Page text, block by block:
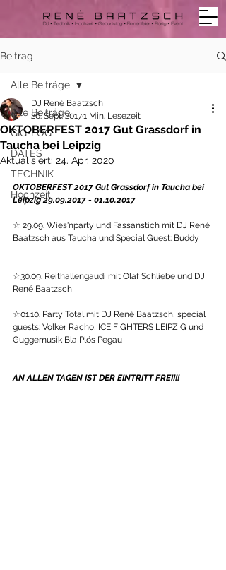
Beitrag
Alle Beiträge
GIG-LOG
DATES
TECHNIK
Hochzeit
Alle Beiträge
OKTOBERFEST 2017 Gut Grassdorf in
Taucha bei Leipzig
DJ René Baatzsch
26. Sept. 20171 Min. Lesezeit
Aktualisiert: 24. Apr. 2020
OKTOBERFEST 2017 Gut Grassdorf in Taucha bei
Leipzig 29.09.2017 - 01.10.2017
☆ 29.09. Wies'nparty und Fassanstich mit DJ René
Baatzsch aus Taucha und Special Guest: Buddy
☆30.09. Reithallengaudi mit Olaf Schliebe und DJ
René Baatzsch
☆01.10. Party Total mit DJ René Baatzsch, special
guests: Volker Racho, ICE FIGHTERS LEIPZIG und
Guggemusik Bla Plös Pegau
AN ALLEN TAGEN IST DER EINTRITT FREI!!!